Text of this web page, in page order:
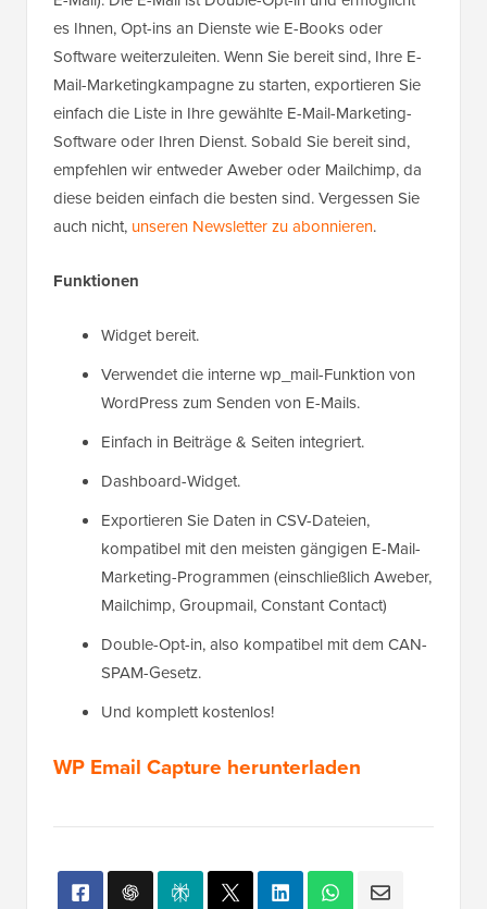
es Ihnen, Opt-ins an Dienste wie E-Books oder
Software weiterzuleiten. Wenn Sie bereit sind, Ihre E-
Mail-Marketingkampagne zu starten, exportieren Sie
einfach die Liste in Ihre gewählte E-Mail-Marketing-
Software oder Ihren Dienst. Sobald Sie bereit sind,
empfehlen wir entweder Aweber oder Mailchimp, da
diese beiden einfach die besten sind. Vergessen Sie
auch nicht, unseren Newsletter zu abonnieren.
Funktionen
Widget bereit.
Verwendet die interne wp_mail-Funktion von
WordPress zum Senden von E-Mails.
Einfach in Beiträge & Seiten integriert.
Dashboard-Widget.
Exportieren Sie Daten in CSV-Dateien,
kompatibel mit den meisten gängigen E-Mail-
Marketing-Programmen (einschließlich Aweber,
Mailchimp, Groupmail, Constant Contact)
Double-Opt-in, also kompatibel mit dem CAN-
SPAM-Gesetz.
Und komplett kostenlos!
WP Email Capture herunterladen